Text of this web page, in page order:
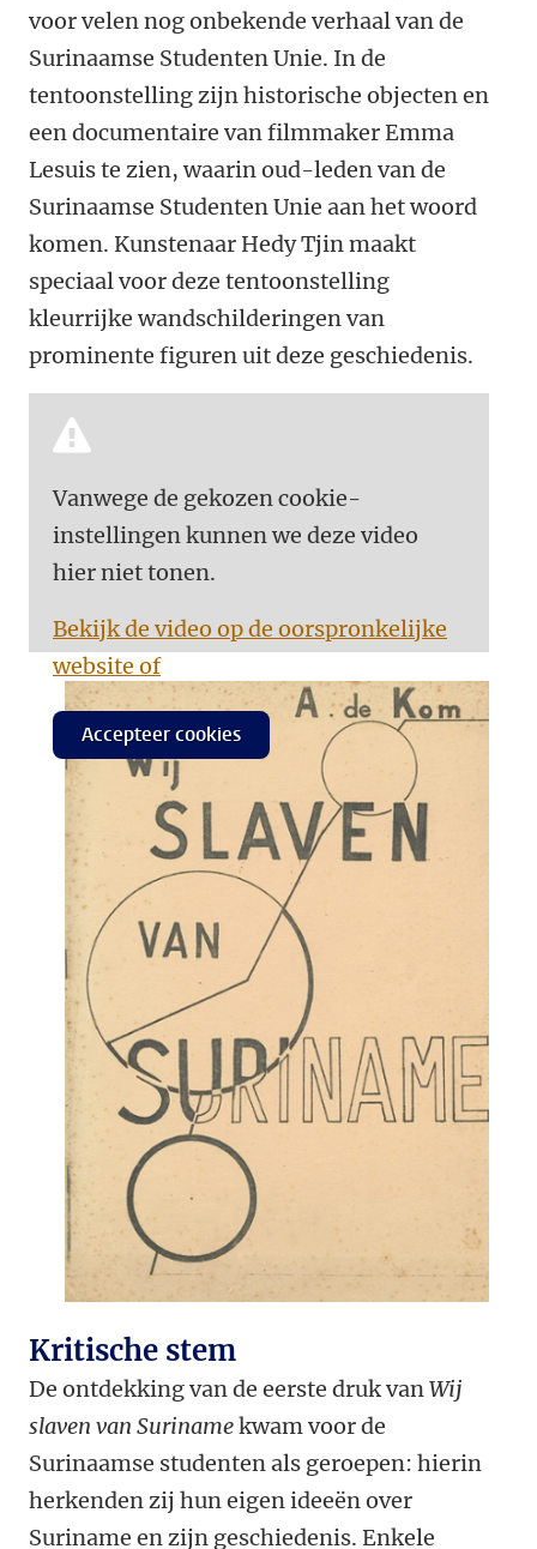
voor velen nog onbekende verhaal van de
Surinaamse Studenten Unie. In de
tentoonstelling zijn historische objecten en
een documentaire van filmmaker Emma
Lesuis te zien, waarin oud-leden van de
Surinaamse Studenten Unie aan het woord
komen. Kunstenaar Hedy Tjin maakt
speciaal voor deze tentoonstelling
kleurrijke wandschilderingen van
prominente figuren uit deze geschiedenis.
Vanwege de gekozen cookie-
instellingen kunnen we deze video
hier niet tonen.
Bekijk de video op de oorspronkelijke
website of
Accepteer cookies
Kritische stem
De ontdekking van de eerste druk vanWij
slaven van Surinamekwam voor de
Surinaamse studenten als geroepen: hierin
herkenden zij hun eigen ideeën over
Suriname en zijn geschiedenis. Enkele